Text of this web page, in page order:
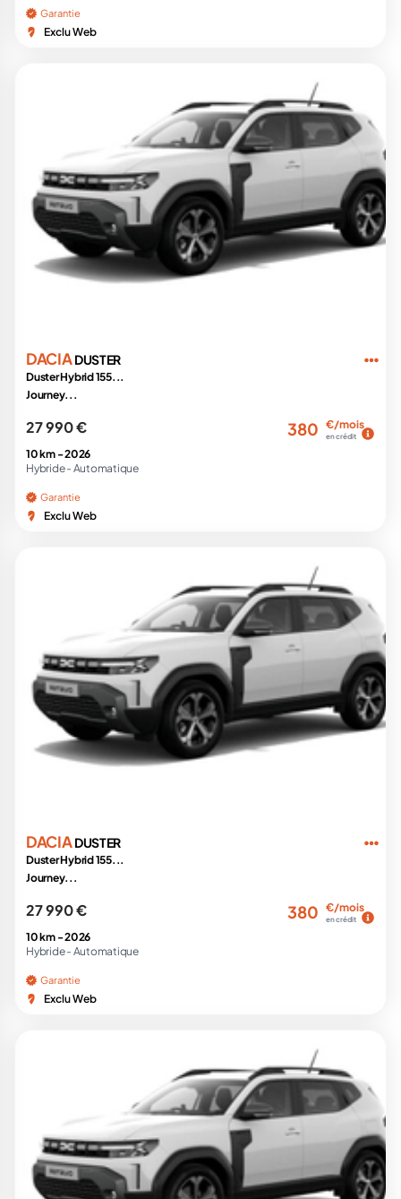
Garantie
Exclu Web
DACIADUSTER
Duster Hybrid 155...
Journey...
27 990 € 380 €/mois
en crédit
10 km -2026
Hybride - Automatique
Garantie
Exclu Web
DACIADUSTER
Duster Hybrid 155...
Journey...
27 990 € 380 €/mois
en crédit
10 km -2026
Hybride - Automatique
Garantie
Exclu Web